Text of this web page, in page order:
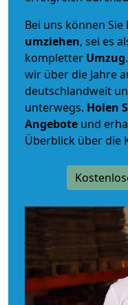
Bei uns können Sie
umziehen, sei es
kompletter Umzug
wir über die Jahre
deutschlandweit
unterwegs. Holen
Angebote und
Überblick über die